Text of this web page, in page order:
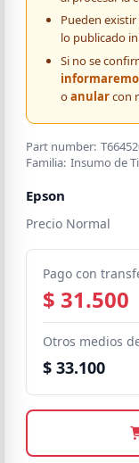
Pueden
lo publicado
Si no se
oanularcon
Part number:
Familia: Insumo de
Epson
Precio Normal
Pago con
$ 31.500
Otros medios
$ 33.100